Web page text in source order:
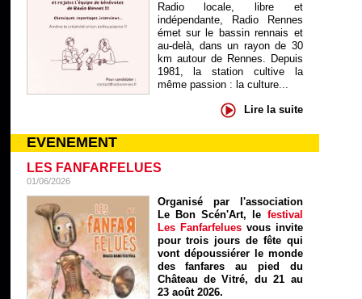
Radio locale, libre et
indépendante, Radio Rennes
émet sur le bassin rennais et
au-delà, dans un rayon de 30
km autour de Rennes. Depuis
1981, la station cultive la
même passion : la culture...
Lire la suite
EVENEMENT
LES FANFARFELUES
01/06/2026
Organisé par l'association
Le Bon Scén'Art, le festival
Les Fanfarfelues vous invite
pour trois jours de fête qui
vont dépoussiérer le monde
des fanfares au pied du
Château de Vitré, du 21 au
23 août 2026.